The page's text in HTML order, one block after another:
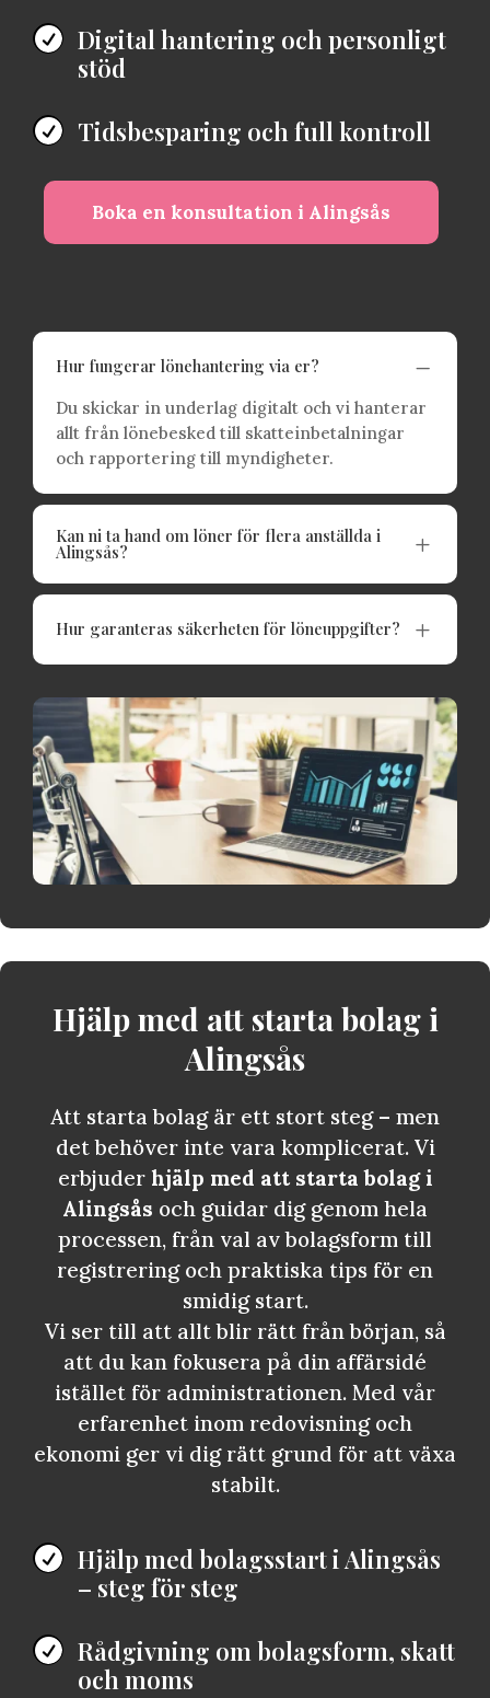
 Digital hantering och personligt
stöd
 Tidsbesparing och full kontroll
Boka en konsultation i Alingsås
Hur fungerar lönehantering via er? K
Du skickar in underlag digitalt och vi hanterar
allt från lönebesked till skatteinbetalningar
och rapportering till myndigheter.
Kan ni ta hand om löner för flera anställda i
Alingsås? L
Hur garanteras säkerheten för löneuppgifter? L
Hjälp med att starta bolag i
Alingsås
Att starta bolag är ett stort steg – men
det behöver inte vara komplicerat. Vi
erbjuder hjälp med att starta bolag i
Alingsås och guidar dig genom hela
processen, från val av bolagsform till
registrering och praktiska tips för en
smidig start.
Vi ser till att allt blir rätt från början, så
att du kan fokusera på din affärsidé
istället för administrationen. Med vår
erfarenhet inom redovisning och
ekonomi ger vi dig rätt grund för att växa
stabilt.
 Hjälp med bolagsstart i Alingsås
– steg för steg
 Rådgivning om bolagsform, skatt
och moms